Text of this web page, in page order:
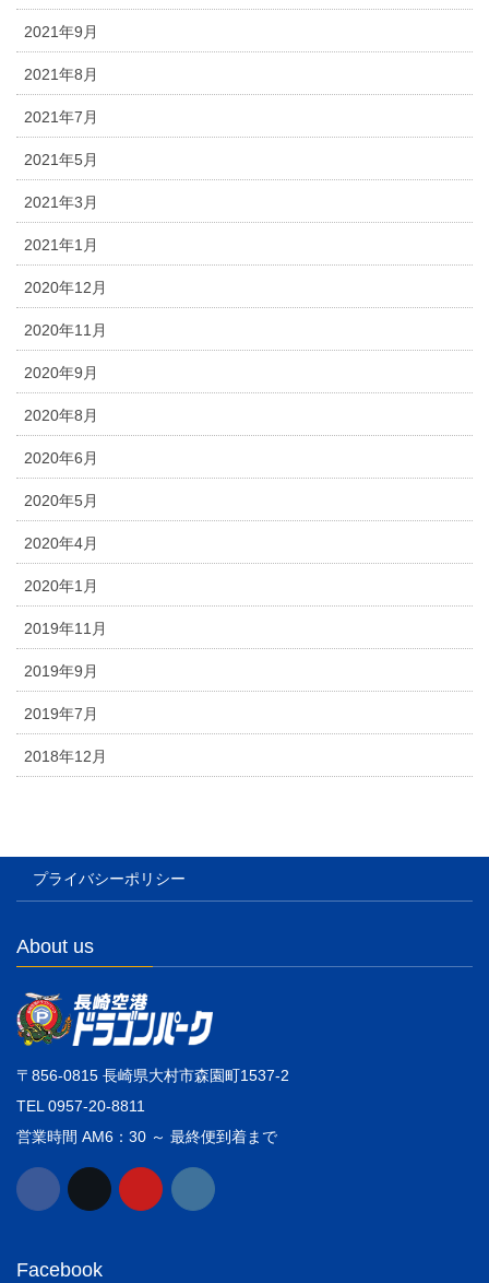
2021年9月
2021年8月
2021年7月
2021年5月
2021年3月
2021年1月
2020年12月
2020年11月
2020年9月
2020年8月
2020年6月
2020年5月
2020年4月
2020年1月
2019年11月
2019年9月
2019年7月
2018年12月
プライバシーポリシー
About us
〒856-0815 長崎県大村市森園町1537-2
TEL 0957-20-8811
営業時間 AM6：30 ～ 最終便到着まで
Facebook